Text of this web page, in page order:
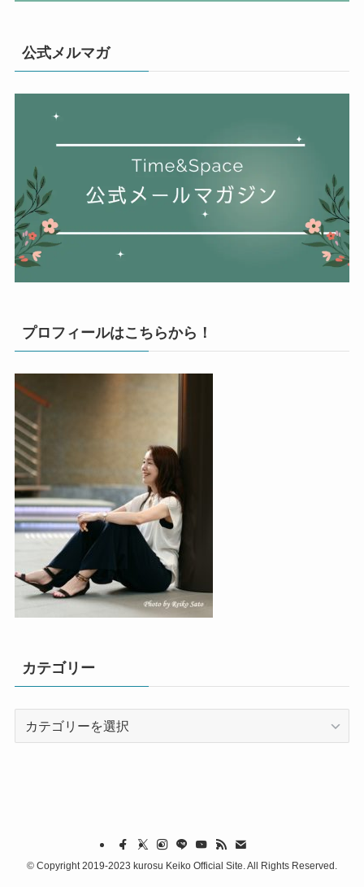
公式メルマガ
プロフィールはこちらから！
カテゴリー
© Copyright 2019-2023 kurosu Keiko Official Site. All Rights Reserved.